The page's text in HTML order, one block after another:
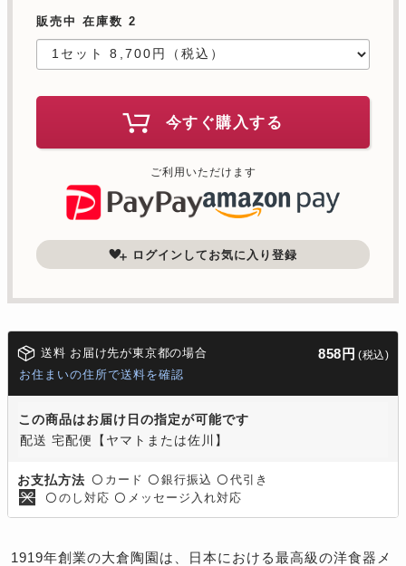
販売中 在庫数 2
今すぐ購入する
ご利用いただけます
ログインしてお気に入り登録
送料 お届け先が東京都の場合 858円 (税込)
お住まいの住所で送料を確認
この商品はお届け日の指定が可能です
配送 宅配便【ヤマトまたは佐川】
お支払方法 〇 カード 〇 銀行振込 〇 代引き
〇 のし対応 〇 メッセージ入れ対応
1919年創業の大倉陶園は、日本における最高級の洋食器メ